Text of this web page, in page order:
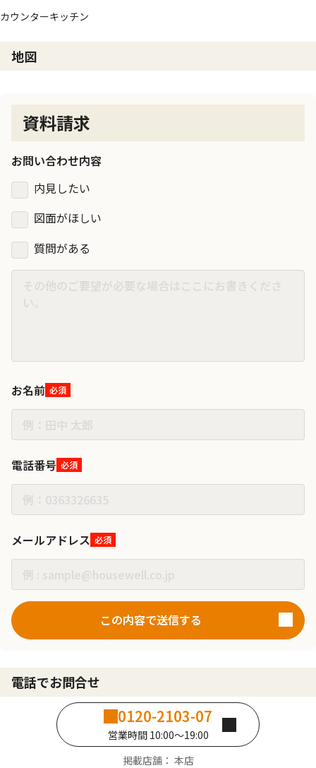
カウンターキッチン
地図
資料請求
お問い合わせ内容
内見したい
図面がほしい
質問がある
お名前 必須
電話番号 必須
メールアドレス 必須
この内容で送信する
電話でお問合せ
0120-2103-07
営業時間 10:00～19:00
掲載店舗： 本店